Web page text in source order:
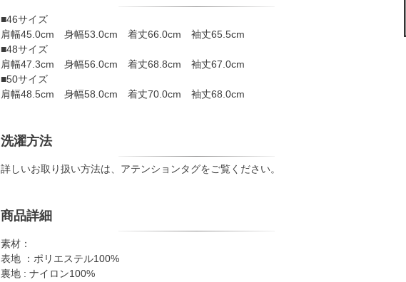
■46サイズ
肩幅45.0cm 身幅53.0cm 着丈66.0cm 袖丈65.5cm
■48サイズ
肩幅47.3cm 身幅56.0cm 着丈68.8cm 袖丈67.0cm
■50サイズ
肩幅48.5cm 身幅58.0cm 着丈70.0cm 袖丈68.0cm
洗濯方法
詳しいお取り扱い方法は、アテンションタグをご覧ください。
商品詳細
素材：
表地 ：ポリエステル100%
裏地 : ナイロン100%